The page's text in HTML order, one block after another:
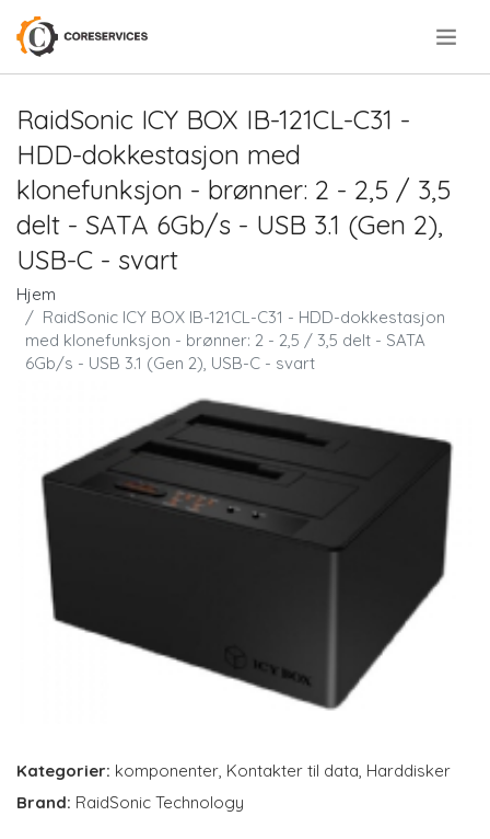
RaidSonic ICY BOX IB-121CL-C31 -
HDD-dokkestasjon med
klonefunksjon - brønner: 2 - 2,5 / 3,5
delt - SATA 6Gb/s - USB 3.1 (Gen 2),
USB-C - svart
Hjem
RaidSonic ICY BOX IB-121CL-C31 - HDD-dokkestasjon
med klonefunksjon - brønner: 2 - 2,5 / 3,5 delt - SATA
6Gb/s - USB 3.1 (Gen 2), USB-C - svart
Kategorier: komponenter Kontakter til data Harddisker
Brand: RaidSonic Technology